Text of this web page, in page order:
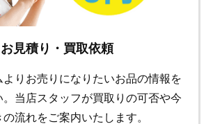
お見積り・買取依頼
よりお売りになりたいお品の情報を
。当店スタッフが買取りの可否や今
流れをご案内いたします。